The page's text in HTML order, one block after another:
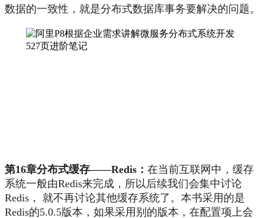
数据的一致性，就是分布式数据库事务要解决的问题。
第16章分布式缓存——Redis： 在当前互联网中，缓存
系统一般由Redis来完成，所以后续我们会集中讨论
Redis， 就不再讨论其他缓存系统了。本书采用的是
Redis的5.0.5版本，如果采用别的版本，在配置项上会